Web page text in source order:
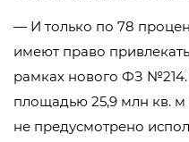
— И только по 78
имеют право
рамках нового ФЗ №214.
площадью 25,9 млн кв.
не предусмотрено